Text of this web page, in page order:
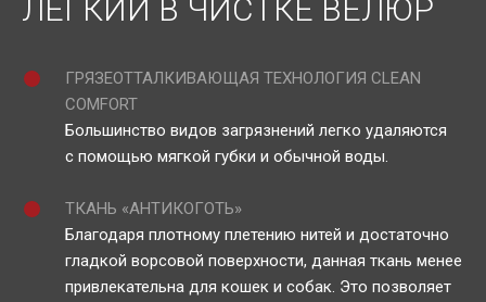
ЛЕГКИЙ В ЧИСТКЕ ВЕЛЮР
ГРЯЗЕОТТАЛКИВАЮЩАЯ ТЕХНОЛОГИЯ CLEAN
COMFORT
Большинство видов загрязнений легко удаляются
с помощью мягкой губки и обычной воды.
ТКАНЬ «АНТИКОГОТЬ»
Благодаря плотному плетению нитей и достаточно
гладкой ворсовой поверхности, данная ткань менее
привлекательна для кошек и собак. Это позволяет